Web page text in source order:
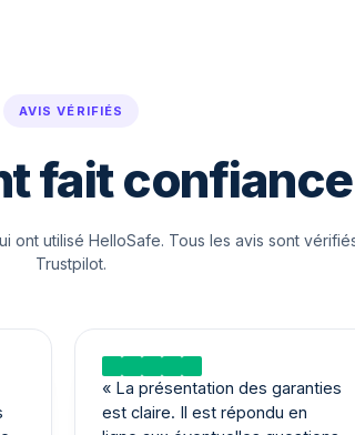
AVIS VÉRIFIÉS
fait
ont utilisé HelloSafe. Tous les avis sont
Trustpilot.
Lire sur Trustpilot
« La présentation des garanties
est claire. Il est répondu en